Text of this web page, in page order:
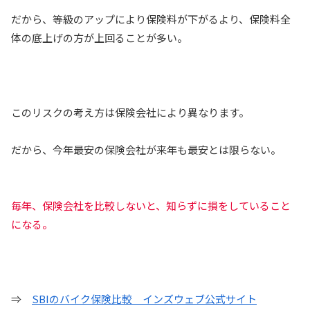
だから、等級のアップにより保険料が下がるより、保険料全
体の底上げの方が上回ることが多い。
このリスクの考え方は保険会社により異なります。
だから、今年最安の保険会社が来年も最安とは限らない。
毎年、保険会社を比較しないと、知らずに損をしていること
になる。
⇒ SBIのバイク保険比較 インズウェブ公式サイト